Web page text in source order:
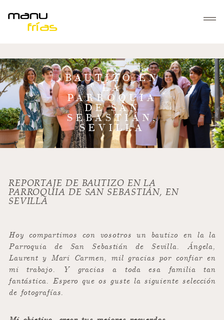
INICIO
SERVICIOS
Bautizos
Familias
Mascotas
Comuniones
Navidad
GALERÍAS
SOBRE MANUFRÍAS
BAUTIZO EN
LA
PARROQUIA
DE SAN
SEBASTIÁN,
SEVILLA
REPORTAJE DE BAUTIZO EN LA
PARROQUIA DE SAN SEBASTIÁN, EN
SEVILLA
Hoy compartimos con vosotros un bautizo en la la
Parroquia de San Sebastián de Sevilla. Ángela,
Laurent y Mari Carmen, mil gracias por confiar en
mi trabajo. Y gracias a toda esa familia tan
fantástica. Espero que os guste la siguiente selección
de fotografías.